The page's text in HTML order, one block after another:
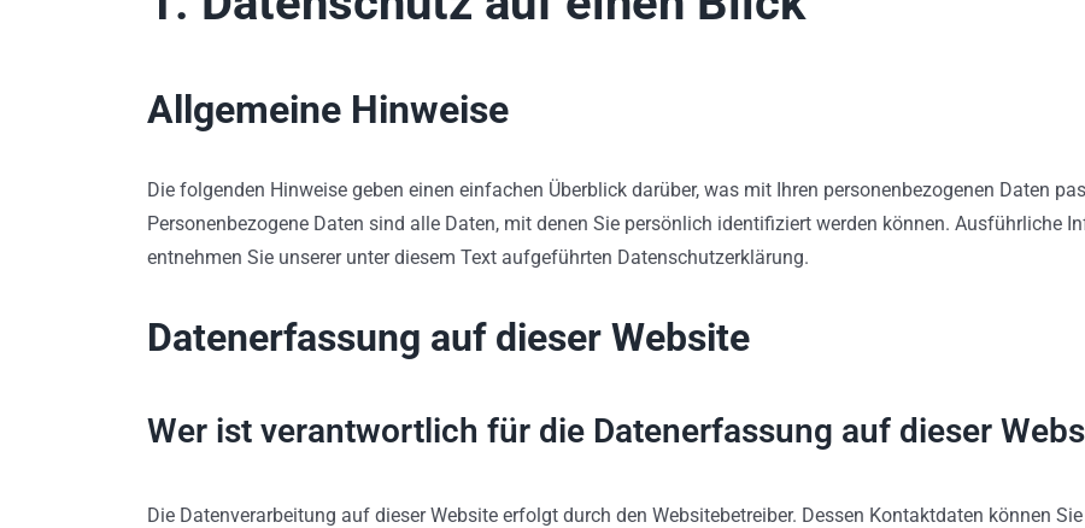
Allgemeine Hinweise
Die folgenden Hinweise geben einen einfachen Überblick darüber, was mit Ihren personenbezogenen Daten
Personenbezogene Daten sind alle Daten, mit denen Sie persönlich identifiziert werden können. Ausführliche
entnehmen Sie unserer unter diesem Text aufgeführten Datenschutzerklärung.
Datenerfassung auf dieser Website
Wer ist verantwortlich für die Datenerfassung auf dieser
Die Datenverarbeitung auf dieser Website erfolgt durch den Websitebetreiber. Dessen Kontaktdaten können